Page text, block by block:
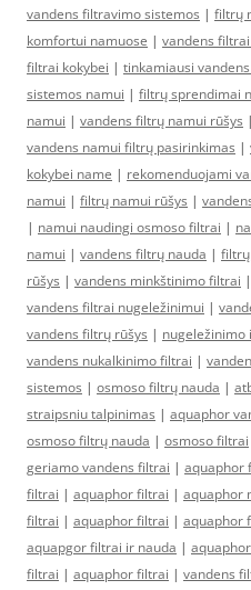
vandens filtravimo sistemos | filtrų
komfortui namuose | vandens
filtrai kokybei | tinkamiausi
sistemos namui | filtrų sprendimai
namui | vandens filtrų namui rūšys |
vandens namui filtrų pasirinkimas |
kokybei name | rekomenduojami
namui | filtrų namui rūšys |
| namui naudingi osmoso filtrai |
namui | vandens filtrų nauda | filtrų
rūšys | vandens minkštinimo filtrai |
vandens filtrai nugeležinimui |
vandens filtrų rūšys | nugeležinimo
vandens nukalkinimo filtrai |
sistemos | osmoso filtrų nauda |
straipsniu talpinimas | aquaphor
osmoso filtrų nauda | osmoso filtrai
geriamo vandens filtrai | aquaphor
filtrai | aquaphor filtrai | aquaphor
filtrai | aquaphor filtrai | aquaphor
aquapgor filtrai ir nauda |
filtrai | aquaphor filtrai | vandens